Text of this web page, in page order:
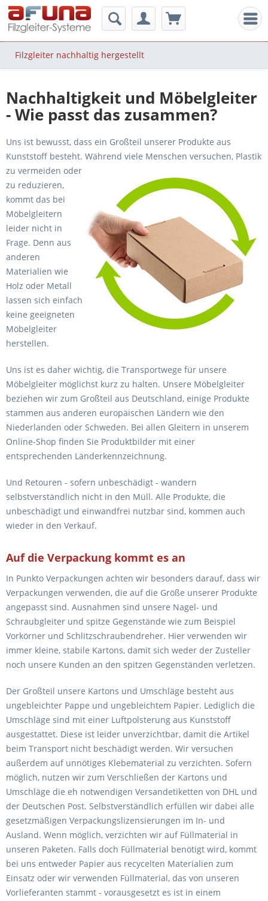
Filzgleiter nachhaltig hergestellt
Nachhaltigkeit und Möbelgleiter
- Wie passt das zusammen?
Uns ist bewusst, dass ein Großteil unserer Produkte aus
Kunststoff besteht. Während viele Menschen versuchen, Plastik
zu vermeiden oder
zu reduzieren,
kommt das bei
Möbelgleitern
leider nicht in
Frage. Denn aus
anderen
Materialien wie
Holz oder Metall
lassen sich einfach
keine geeigneten
Möbelgleiter
herstellen.
Uns ist es daher wichtig, die Transportwege für unsere
Möbelgleiter möglichst kurz zu halten. Unsere Möbelgleiter
beziehen wir zum Großteil aus Deutschland, einige Produkte
stammen aus anderen europäischen Ländern wie den
Niederlanden oder Schweden. Bei allen Gleitern in unserem
Online-Shop finden Sie Produktbilder mit einer
entsprechenden Länderkennzeichnung.
Und Retouren - sofern unbeschädigt - wandern
selbstverständlich nicht in den Müll. Alle Produkte, die
unbeschädigt und einwandfrei nutzbar sind, kommen auch
wieder in den Verkauf.
Auf die Verpackung kommt es an
In Punkto Verpackungen achten wir besonders darauf, dass wir
Verpackungen verwenden, die auf die Größe unserer Produkte
angepasst sind. Ausnahmen sind unsere Nagel- und
Schraubgleiter und spitze Gegenstände wie zum Beispiel
Vorkörner und Schlitzschraubendreher. Hier verwenden wir
immer kleine, stabile Kartons, damit sich weder der Zusteller
noch unsere Kunden an den spitzen Gegenständen verletzen.
Der Großteil unsere Kartons und Umschläge besteht aus
ungebleichter Pappe und ungebleichtem Papier. Lediglich die
Umschläge sind mit einer Luftpolsterung aus Kunststoff
ausgestattet. Diese ist leider unverzichtbar, damit die Artikel
beim Transport nicht beschädigt werden. Wir versuchen
außerdem auf unnötiges Klebematerial zu verzichten. Sofern
möglich, nutzen wir zum Verschließen der Kartons und
Umschläge die eh notwendigen Versandetiketten von DHL und
der Deutschen Post. Selbstverständlich erfüllen wir dabei alle
gesetzmäßigen Verpackungslizensierungen im In- und
Ausland. Wenn möglich, verzichten wir auf Füllmaterial in
unseren Paketen. Falls doch Füllmaterial benötigt wird, kommt
bei uns entweder Papier aus recycelten Materialien zum
Einsatz oder wir verwenden Füllmaterial, das von unseren
Vorlieferanten stammt - vorausgesetzt es ist in einem